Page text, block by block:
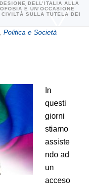
DELL’ITALIA ALLA
È UN’OCCASIONE
SULLA TUTELA DEI
Politica e Società
In
questi
giorni
stiamo
assiste
ndo ad
un
acceso